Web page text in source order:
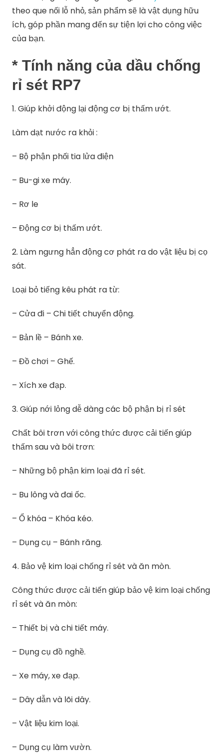
theo que nối lỗ nhỏ, sản phẩm sẽ là vật dụng hữu
ích, góp phần mang đến sự tiện lợi cho công việc
của bạn.
* Tính năng của dầu chống
rỉ sét RP7
1. Giúp khởi động lại động cơ bị thấm ướt.
Làm dạt nước ra khỏi :
– Bộ phận phối tia lửa điện
– Bu-gi xe máy.
– Rơ le
– Động cơ bị thấm ướt.
2. Làm ngưng hẳn động cơ phát ra do vật liệu bị cọ
sát.
Loại bỏ tiếng kêu phát ra từ:
– Cửa đi – Chi tiết chuyển động.
– Bản lề – Bánh xe.
– Đồ chơi – Ghế.
– Xích xe đạp.
3. Giúp nới lỏng dễ dàng các bộ phận bị rỉ sét
Chất bôi trơn với công thức được cải tiến giúp
thấm sau và bôi trơn:
– Những bộ phận kim loại đã rỉ sét.
– Bu lông và đai ốc.
– Ổ khóa – Khóa kéo.
– Dụng cụ – Bánh răng.
4. Bảo vệ kim loại chống rỉ sét và ăn mòn.
Công thức được cải tiến giúp bảo vệ kim loại chống
rỉ sét và ăn mòn:
– Thiết bị và chi tiết máy.
– Dụng cụ đồ nghề.
– Xe máy, xe đạp.
– Dây dẫn và lõi dây.
– Vật liệu kim loại.
– Dụng cụ làm vườn.